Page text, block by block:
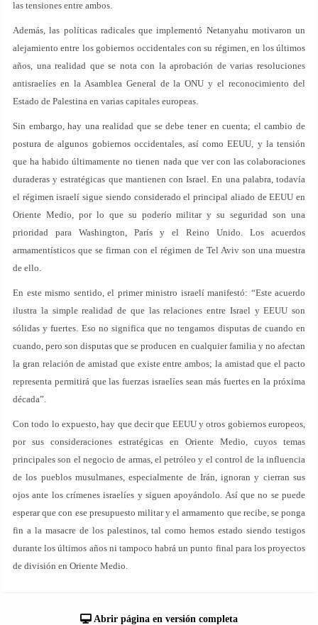
las tensiones entre ambos.
Además, las políticas radicales que implementó Netanyahu motivaron un
alejamiento entre los gobiernos occidentales con su régimen, en los últimos
años, una realidad que se nota con la aprobación de varias resoluciones
antisraelíes en la Asamblea General de la ONU y el reconocimiento del
Estado de Palestina en varias capitales europeas.
Sin embargo, hay una realidad que se debe tener en cuenta; el cambio de
postura de algunos gobiernos occidentales, así como EEUU, y la tensión
que ha habido últimamente no tienen nada que ver con las colaboraciones
duraderas y estratégicas que mantienen con Israel. En una palabra, todavía
el régimen israelí sigue siendo considerado el principal aliado de EEUU en
Oriente Medio, por lo que su poderío militar y su seguridad son una
prioridad para Washington, París y el Reino Unido. Los acuerdos
armamentísticos que se firman con el régimen de Tel Aviv son una muestra
de ello.
En este mismo sentido, el primer ministro israelí manifestó: “Este acuerdo
ilustra la simple realidad de que las relaciones entre Israel y EEUU son
sólidas y fuertes. Eso no significa que no tengamos disputas de cuando en
cuando, pero son disputas que se producen en cualquier familia y no afectan
la gran relación de amistad que existe entre ambos; la amistad que el pacto
representa permitirá que las fuerzas israelíes sean más fuertes en la próxima
década”.
Con todo lo expuesto, hay que decir que EEUU y otros gobiernos europeos,
por sus consideraciones estratégicas en Oriente Medio, cuyos temas
principales son el negocio de armas, el petróleo y el control de la influencia
de los pueblos musulmanes, especialmente de Irán, ignoran y cierran sus
ojos ante los crímenes israelíes y siguen apoyándolo. Así que no se puede
esperar que con ese presupuesto militar y el armamento que recibe, se ponga
fin a la masacre de los palestinos, tal como hemos estado siendo testigos
durante los últimos años ni tampoco habrá un punto final para los proyectos
de división en Oriente Medio.
Abrir página en versión completa